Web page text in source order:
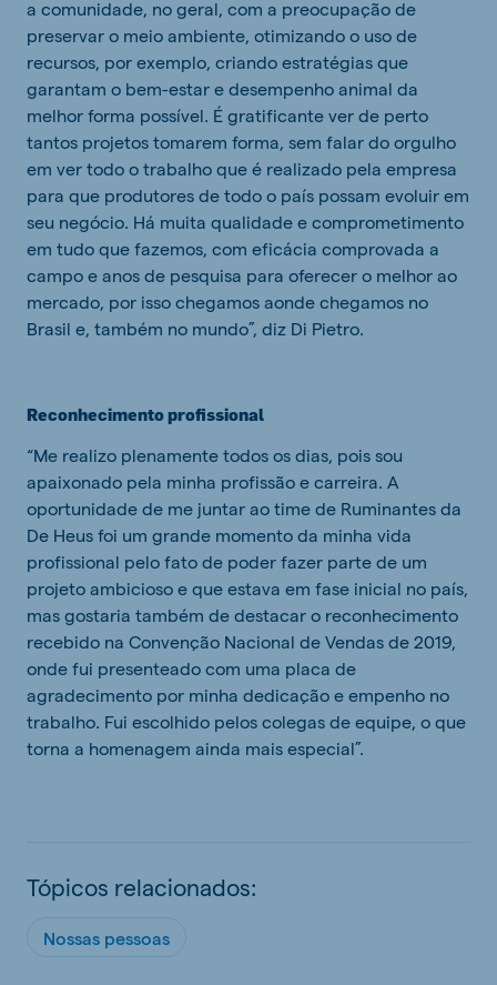
a comunidade, no geral, com a preocupação de
preservar o meio ambiente, otimizando o uso de
recursos, por exemplo, criando estratégias que
garantam o bem-estar e desempenho animal da
melhor forma possível. É gratificante ver de perto
tantos projetos tomarem forma, sem falar do orgulho
em ver todo o trabalho que é realizado pela empresa
para que produtores de todo o país possam evoluir em
seu negócio. Há muita qualidade e comprometimento
em tudo que fazemos, com eficácia comprovada a
campo e anos de pesquisa para oferecer o melhor ao
mercado, por isso chegamos aonde chegamos no
Brasil e, também no mundo”, diz Di Pietro.
Reconhecimento profissional
“Me realizo plenamente todos os dias, pois sou
apaixonado pela minha profissão e carreira. A
oportunidade de me juntar ao time de Ruminantes da
De Heus foi um grande momento da minha vida
profissional pelo fato de poder fazer parte de um
projeto ambicioso e que estava em fase inicial no país,
mas gostaria também de destacar o reconhecimento
recebido na Convenção Nacional de Vendas de 2019,
onde fui presenteado com uma placa de
agradecimento por minha dedicação e empenho no
trabalho. Fui escolhido pelos colegas de equipe, o que
torna a homenagem ainda mais especial”.
Tópicos relacionados:
Nossas pessoas